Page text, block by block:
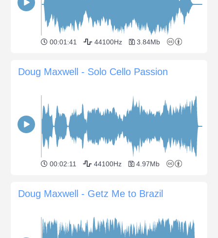
00:01:41 44100Hz 3.84Mb
Doug Maxwell - Solo Cello Passion
00:02:11 44100Hz 4.97Mb
Doug Maxwell - Getz Me to Brazil